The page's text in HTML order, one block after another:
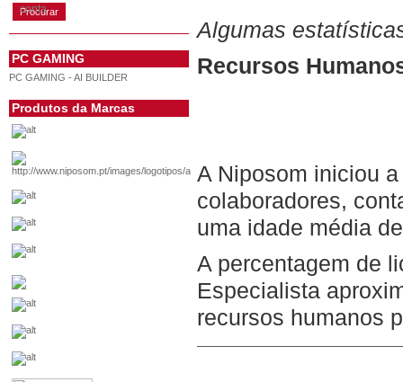
conta
PC GAMING
PC GAMING - AI BUILDER
Produtos da Marcas
Algumas
Recursos
A Niposom iniciou
colaboradores,
uma idade média
A percentagem de
Especialista
recursos humanos